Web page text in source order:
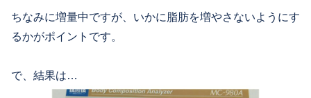
ちなみに増量中ですが、いかに脂肪を増やさないようにす
るかがポイントです。
で、結果は…